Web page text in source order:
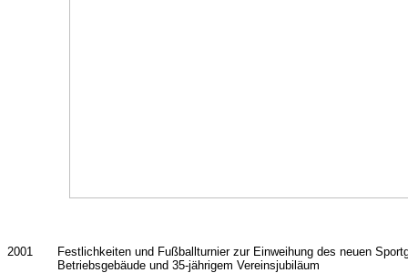
2001
Festlichkeiten und Fußballturnier zur Einweihung des neuen
Betriebsgebäude und 35-jährigem Vereinsjubiläum